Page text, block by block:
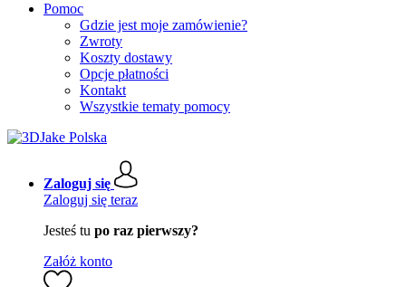
Pomoc
Gdzie jest moje zamówienie?
Zwroty
Koszty dostawy
Opcje płatności
Kontakt
Wszystkie tematy pomocy
Zaloguj się
Zaloguj się teraz
Jesteś tu po raz pierwszy?
Załóż konto